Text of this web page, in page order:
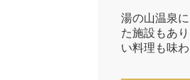
湯の山温泉
た施設もあ
い料理も味